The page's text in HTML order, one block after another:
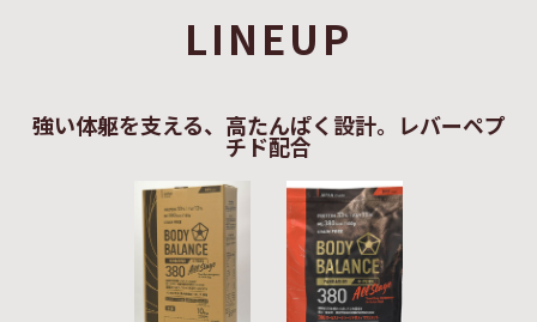
LINEUP
強い体躯を支える、高たんぱく設計。レバーペプ
チド配合